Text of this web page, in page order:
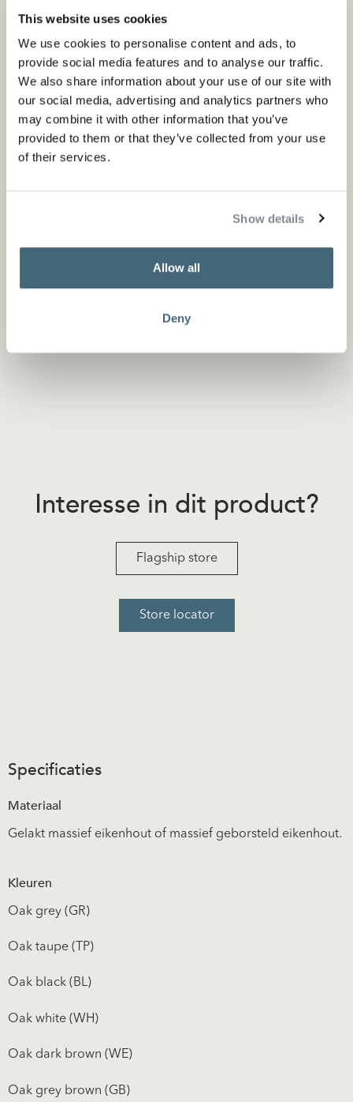
This website uses cookies
We use cookies to personalise content and ads, to
provide social media features and to analyse our traffic.
We also share information about your use of our site with
our social media, advertising and analytics partners who
may combine it with other information that you’ve
provided to them or that they’ve collected from your use
of their services.
Show details
Allow all
Deny
De smalle poten, het robuuste onderstel en de
geven de YKE zijn verfijnde en luchtige uitstraling.
Interesse in dit product?
Flagship store
Store locator
Specificaties
Materiaal
Gelakt massief eikenhout of massief geborsteld eikenhout.
Kleuren
Oak grey (GR)
Oak taupe (TP)
Oak black (BL)
Oak white (WH)
Oak dark brown (WE)
Oak grey brown (GB)